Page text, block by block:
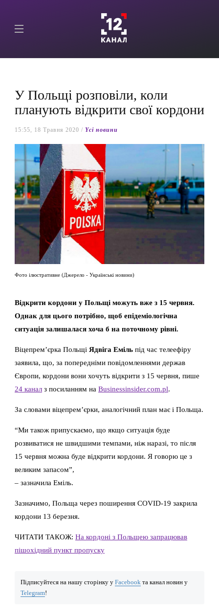
У Польщі розповіли, коли
планують відкрити свої кордони
15:55, 18 Травня 2020 / Yсі новини
Фото ілюстративне (Джерело - Українські новини)
Відкрити кордони у Польщі можуть вже з 15 червня.
Однак для цього потрібно, щоб епідеміологічна
ситуація залишалася хоча б на поточному рівні.
Віцепрем’єрка Польщі Ядвіга Еміль під час телеефіру
заявила, що, за попередніми повідомленнями держав
Європи, кордони вони хочуть відкрити з 15 червня, пише
24 канал з посиланням на Businessinsider.com.pl.
За словами віцепрем’єрки, аналогічний план має і Польща.
“Ми також припускаємо, що якщо ситуація буде
розвиватися не швидшими темпами, ніж наразі, то після
15 червня можна буде відкрити кордони. Я говорю це з
великим запасом”,
– зазначила Еміль.
Зазначимо, Польща через поширення COVID-19 закрила
кордони 13 березня.
ЧИТАТИ ТАКОЖ: На кордоні з Польщею запрацював
пішохідний пункт пропуску
Підписуйтеся на нашу сторінку у Facebook та канал новин у
Telegram!